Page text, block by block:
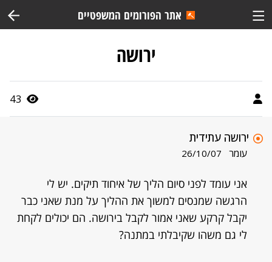
אתר הפורומים המשפטיים
ירושה
43
ירושה עתידית
עומר 26/10/07
אני עומד לפני סיום הליך של איחוד תיקים. יש לי
הרגשה שמנסים למשוך את ההליך על מנת שאני כבר
יקבל קרקע שאני אמור לקבל בירושה. הם יכולים לקחת
לי גם משהו שקיבלתי במתנה?